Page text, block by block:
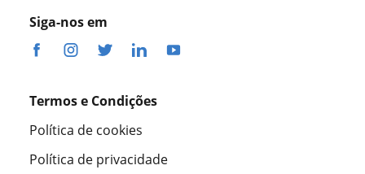
Siga-nos em
Termos e Condições
Política de cookies
Política de privacidade